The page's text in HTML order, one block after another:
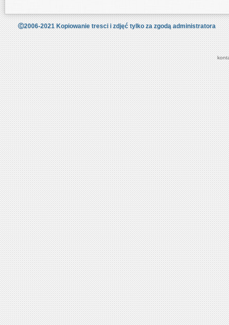
Ⓒ2006-2021 Kopiowanie tresci i zdjęć tylko za zgodą administratora